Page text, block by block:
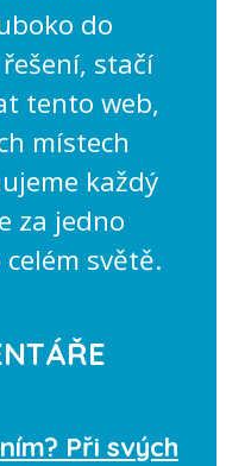
do
stačí
tento web,
místech
každý
za jedno
světě.
Při svých